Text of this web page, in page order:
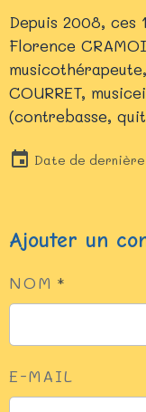
Depuis 2008, ces
Florence
COURRET,
(contrebasse,
Date de
Ajouter un
NOM
E-MAIL